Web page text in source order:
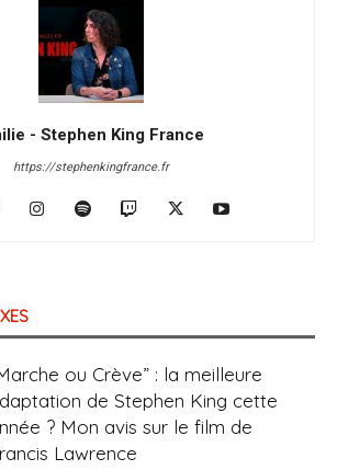
- Stephen King France
https://stephenkingfrance.fr
ou Crève” : la meilleure
de Stephen King cette
? Mon avis sur le film de
Lawrence